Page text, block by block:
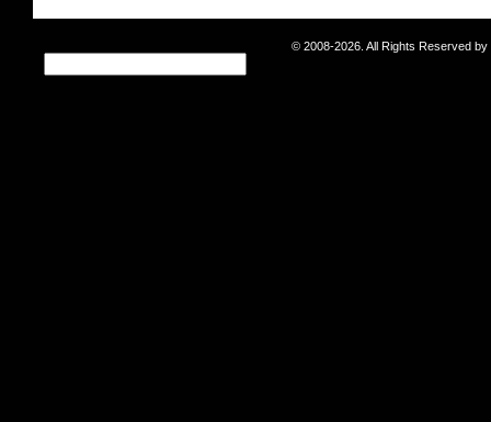
© 2008-2026. All Rights Reserved